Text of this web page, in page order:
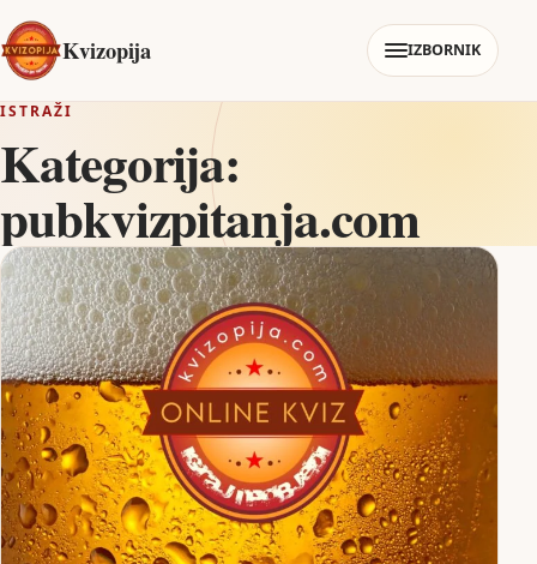
Kvizopija IZBORNIK
ISTRAŽI
Kategorija:
pubkvizpitanja.com